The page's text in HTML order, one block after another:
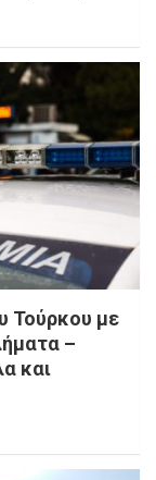
Τούρκου με
–
και